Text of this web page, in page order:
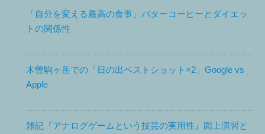
「自分を変える最高の食事」バターコーヒーとダイエッ
トの関係性
木曽駒ヶ岳での「日の出ベストショット×2」Google vs
Apple
雑記『アナログゲームという技芸の実用性』図上演習と